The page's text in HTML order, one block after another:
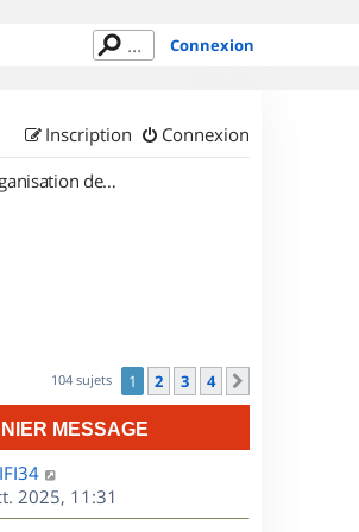
Connexion
Connexion
Inscription
Organisation de sorties en région Languedoc Roussillon
104 sujets 1 2 3 4
MESSAGE
2025, 11:31